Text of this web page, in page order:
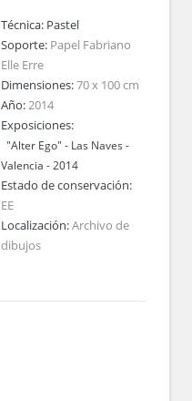
Técnica: Pastel
Soporte: Papel Fabriano
Elle Erre
Dimensiones:70 x 100 cm
Año:2014
Exposiciones:
"Alter Ego" - Las Naves -
Valencia - 2014
Estado de conservación:
EE
Localización:Archivo de
dibujos